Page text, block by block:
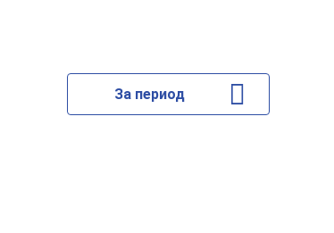
За период